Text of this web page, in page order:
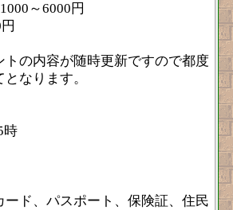
～6000円
の内容が随時更新ですので都度
なります。
時
ード、パスポート、保険証、住民